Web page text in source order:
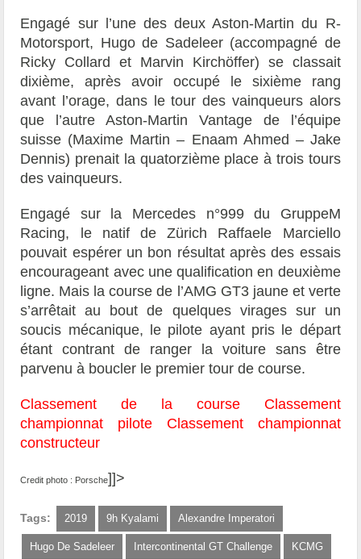
Engagé sur l’une des deux Aston-Martin du R-
Motorsport, Hugo de Sadeleer (accompagné de
Ricky Collard et Marvin Kirchöffer) se classait
dixième, après avoir occupé le sixième rang
avant l’orage, dans le tour des vainqueurs alors
que l’autre Aston-Martin Vantage de l’équipe
suisse (Maxime Martin – Enaam Ahmed – Jake
Dennis) prenait la quatorzième place à trois tours
des vainqueurs.
Engagé sur la Mercedes n°999 du GruppeM
Racing, le natif de Zürich Raffaele Marciello
pouvait espérer un bon résultat après des essais
encourageant avec une qualification en deuxième
ligne. Mais la course de l’AMG GT3 jaune et verte
s’arrêtait au bout de quelques virages sur un
soucis mécanique, le pilote ayant pris le départ
étant contrant de ranger la voiture sans être
parvenu à boucler le premier tour de course.
Classement de la course
Classement
championnat pilote
Classement championnat
constructeur
Credit photo : Porsche]]>
Tags: 2019 9h Kyalami Alexandre Imperatori
Hugo De Sadeleer Intercontinental GT Challenge KCMG